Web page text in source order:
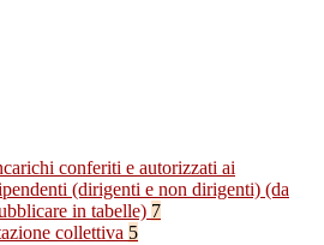
conferiti e autorizzati ai
(dirigenti e non dirigenti) (da
in tabelle) 7
collettiva 5